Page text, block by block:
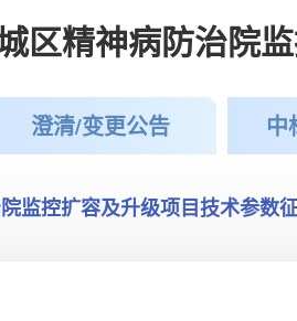
区精神病防治院
澄清/变更公告 中
监控扩容及升级项目技术参数